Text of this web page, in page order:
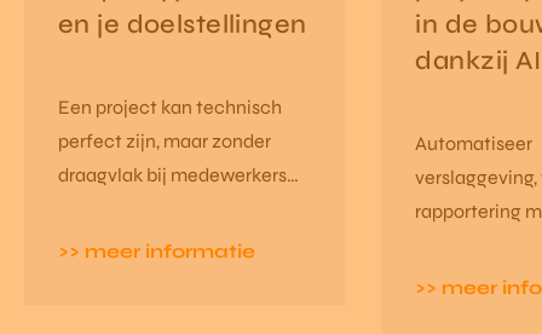
en je doelstellingen
Een project kan technisch
perfect zijn, maar zonder
draagvlak bij medewerkers
oefening. Daarom zetten we
>> meer informatie
in de
dankzij
Automatiseer
rapportering
de bouw.
>> meer